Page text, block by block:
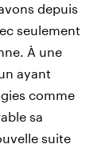
depuis
seulement
À une
ayant
comme
sa
suite